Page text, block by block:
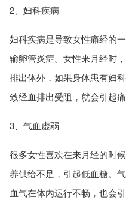
2、妇科疾病
妇科疾病是导致女性痛经的
输卵管炎症。女性来月经时
排出体外，如果身体患有妇
致经血排出受阻，就会引起痛
3、气血虚弱
很多女性喜欢在来月经的时
养供给不足，引起低血糖。
血气在体内运行不畅，也会引